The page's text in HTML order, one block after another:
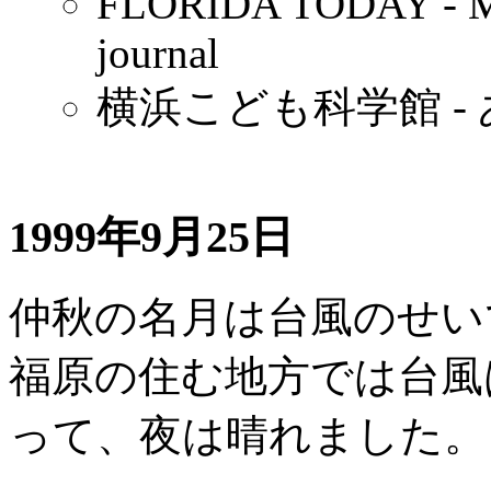
journal
横浜こども科学館 -
1999年9月25日
仲秋の名月は台風のせ
福原の住む地方では台
って、夜は晴れました。